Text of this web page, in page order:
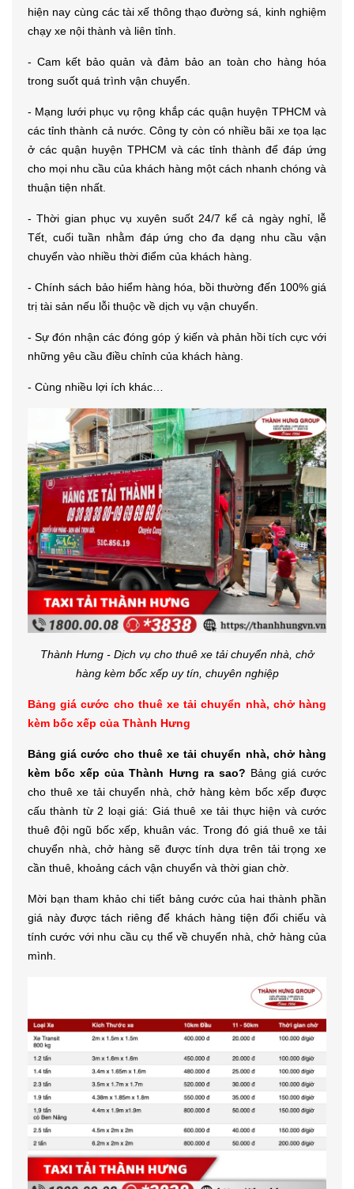
hiện nay cùng các tài xế thông thạo đường sá, kinh nghiệm
chạy xe nội thành và liên tỉnh.
- Cam kết bảo quản và đảm bảo an toàn cho hàng hóa
trong suốt quá trình vận chuyển.
- Mạng lưới phục vụ rộng khắp các quận huyện TPHCM và
các tỉnh thành cả nước. Công ty còn có nhiều bãi xe tọa lạc
ở các quận huyện TPHCM và các tỉnh thành để đáp ứng
cho mọi nhu cầu của khách hàng một cách nhanh chóng và
thuận tiện nhất.
- Thời gian phục vụ xuyên suốt 24/7 kể cả ngày nghỉ, lễ
Tết, cuối tuần nhằm đáp ứng cho đa dạng nhu cầu vận
chuyển vào nhiều thời điểm của khách hàng.
- Chính sách bảo hiểm hàng hóa, bồi thường đến 100% giá
trị tài sản nếu lỗi thuộc về dịch vụ vận chuyển.
- Sự đón nhận các đóng góp ý kiến và phản hồi tích cực với
những yêu cầu điều chỉnh của khách hàng.
- Cùng nhiều lợi ích khác…
Thành Hưng - Dịch vụ cho thuê xe tải chuyển nhà, chở
hàng kèm bốc xếp uy tín, chuyên nghiệp
Bảng giá cước cho thuê xe tải chuyển nhà, chở hàng
kèm bốc xếp của Thành Hưng
Bảng giá cước cho thuê xe tải chuyển nhà, chở hàng
kèm bốc xếp của Thành Hưng ra sao? Bảng giá cước
cho thuê xe tải chuyển nhà, chở hàng kèm bốc xếp được
cấu thành từ 2 loại giá: Giá thuê xe tải thực hiện và cước
thuê đội ngũ bốc xếp, khuân vác. Trong đó giá thuê xe tải
chuyển nhà, chở hàng sẽ được tính dựa trên tải trọng xe
cần thuê, khoảng cách vận chuyển và thời gian chờ.
Mời bạn tham khảo chi tiết bảng cước của hai thành phần
giá này được tách riêng để khách hàng tiện đối chiếu và
tính cước với nhu cầu cụ thể về chuyển nhà, chở hàng của
mình.